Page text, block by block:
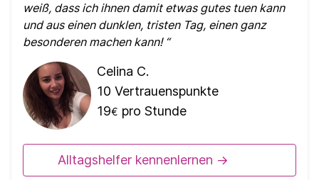
weiß, dass ich ihnen damit etwas gutes tuen kann
und aus einen dunklen, tristen Tag, einen ganz
besonderen machen kann!
Celina C.
10 Vertrauenspunkte
19€ pro Stunde
Alltagshelfer kennenlernen ->